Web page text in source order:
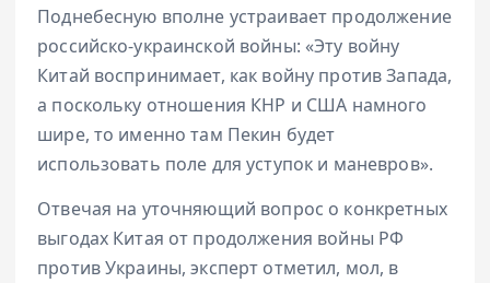
Поднебесную вполне устраивает продолжение
российско-украинской войны: «Эту войну
Китай воспринимает, как войну против Запада,
а поскольку отношения КНР и США намного
шире, то именно там Пекин будет
использовать поле для уступок и маневров».
Отвечая на уточняющий вопрос о конкретных
выгодах Китая от продолжения войны РФ
против Украины, эксперт отметил, мол, в